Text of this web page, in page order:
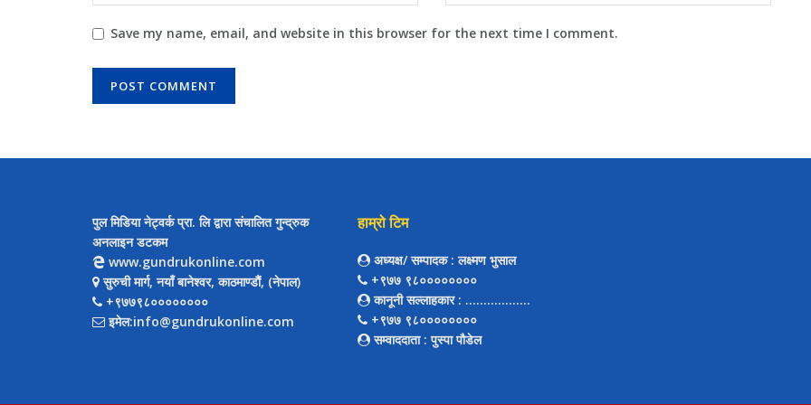
Save my name, email, and website in this browser for the next time I comment.
पुल मिडिया नेट्वर्क प्रा. लि द्वारा संचालित गुन्द्रुक
अनलाइन डटकम
www.gundrukonline.com
सुरुची मार्ग, नयाँ बानेश्वर, काठमाण्डौैं, (नेपाल)
+९७७९८००००००००
इमेल:info@gundrukonline.com
हाम्रो टिम
अध्यक्ष/ सम्पादक: लक्ष्मण भुसाल
+९७७ ९८००००००००
कानूनी सल्लाहकार: ..................
+९७७ ९८००००००००
सम्वाददाता: पुस्पा पौडेल